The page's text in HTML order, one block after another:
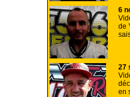
6
de
27
en